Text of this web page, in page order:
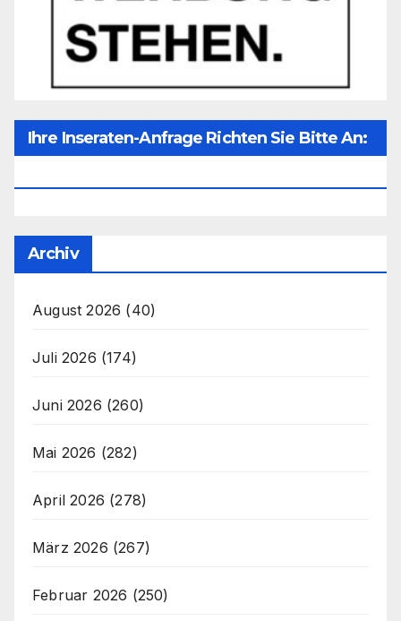
Ihre Inseraten-Anfrage Richten Sie Bitte An:
Archiv
August 2026 (40)
Juli 2026 (174)
Juni 2026 (260)
Mai 2026 (282)
April 2026 (278)
März 2026 (267)
Februar 2026 (250)